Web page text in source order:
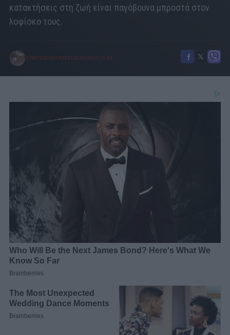
κατακτήσεις στη ζωή είναι παγόβουνα μπροστά στον
λοφίσκο τους.
ΣΤΕΡΓΙΟΣ ΠΟΥΛΕΡΕΣ 23/01/2017 15:39